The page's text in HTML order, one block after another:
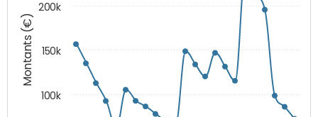
Montants (€)
100k
150k
200k